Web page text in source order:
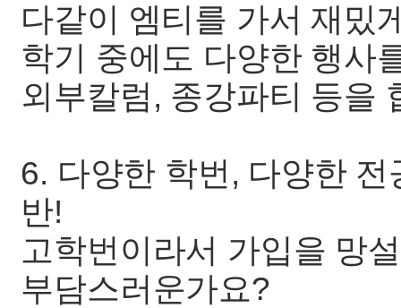
다같이 엠티를 가서 재밌
학기 중에도 다양한 행사
외부칼럼, 종강파티 등을
6. 다양한 학번, 다양한
반!
고학번이라서 가입을 망
부담스러운가요?